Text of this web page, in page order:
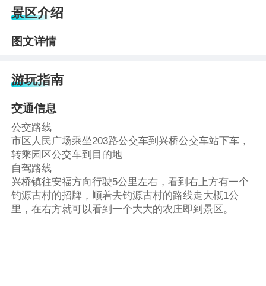
景区介绍
图文详情
游玩指南
交通信息
公交路线
市区人民广场乘坐203路公交车到兴桥公交车站下车，
转乘园区公交车到目的地
自驾路线
兴桥镇往安福方向行驶5公里左右，看到右上方有一个
钓源古村的招牌，顺着去钓源古村的路线走大概1公
里，在右方就可以看到一个大大的农庄即到景区。